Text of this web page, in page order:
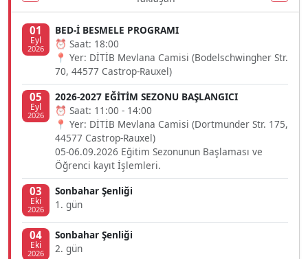
01
Eyl
2026
BED-İ BESMELE PROGRAMI
⏰ Saat: 18:00
📍 Yer: DİTİB Mevlana Camisi (Bodelschwingher Str.
70, 44577 Castrop-Rauxel)
05
Eyl
2026
2026-2027 EĞİTİM SEZONU BAŞLANGICI
⏰ Saat: 11:00 - 14:00
📍 Yer: DİTİB Mevlana Camisi (Dortmunder Str. 175,
44577 Castrop-Rauxel)
05-06.09.2026 Eğitim Sezonunun Başlaması ve
Öğrenci kayıt İşlemleri.
03
Eki
2026
Sonbahar Şenliği
1. gün
04
Eki
2026
Sonbahar Şenliği
2. gün